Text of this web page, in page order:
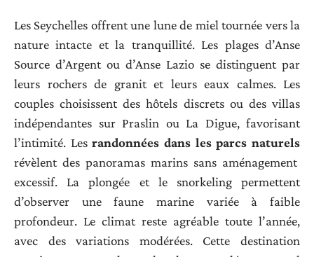
Les Seychelles offrent une lune de miel tournée vers la
nature intacte et la tranquillité. Les plages d’Anse
Source d’Argent ou d’Anse Lazio se distinguent par
leurs rochers de granit et leurs eaux calmes. Les
couples choisissent des hôtels discrets ou des villas
indépendantes sur Praslin ou La Digue, favorisant
l’intimité. Lesrandonnées dans les parcs naturels
révèlent des panoramas marins sans aménagement
excessif. La plongée et le snorkeling permettent
d’observer une faune marine variée à faible
profondeur. Le climat reste agréable toute l’année,
avec des variations modérées. Cette destination